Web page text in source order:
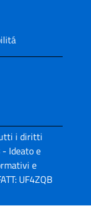
i diritti
Ideato e
e
UF4ZQB